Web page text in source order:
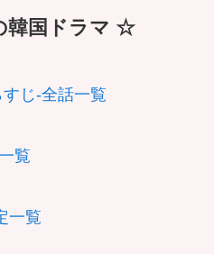
韓国ドラマ ☆
じ-全話一覧
覧
一覧